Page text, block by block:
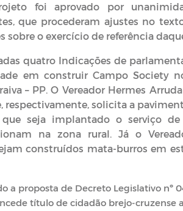
foi aprovado por
que procederam ajustes no
sobre o exercício de referência
quatro Indicações de
em construir Campo Society
– PP. O Vereador Hermes
respectivamente, solicita a
seja implantado o serviço
na zona rural. Já o
construídos mata-burros em
a proposta de Decreto Legislativo nº
título de cidadão brejo-cruzense